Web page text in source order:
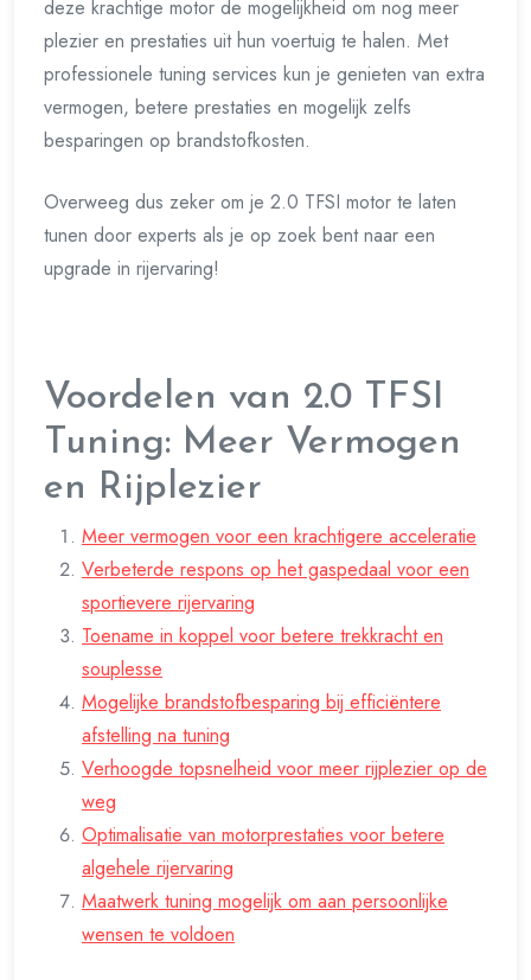
deze krachtige motor de mogelijkheid om nog meer
plezier en prestaties uit hun voertuig te halen. Met
professionele tuning services kun je genieten van extra
vermogen, betere prestaties en mogelijk zelfs
besparingen op brandstofkosten.
Overweeg dus zeker om je 2.0 TFSI motor te laten
tunen door experts als je op zoek bent naar een
upgrade in rijervaring!
Voordelen van 2.0 TFSI
Tuning: Meer Vermogen
en Rijplezier
Meer vermogen voor een krachtigere acceleratie
Verbeterde respons op het gaspedaal voor een
sportievere rijervaring
Toename in koppel voor betere trekkracht en
souplesse
Mogelijke brandstofbesparing bij efficiëntere
afstelling na tuning
Verhoogde topsnelheid voor meer rijplezier op de
weg
Optimalisatie van motorprestaties voor betere
algehele rijervaring
Maatwerk tuning mogelijk om aan persoonlijke
wensen te voldoen